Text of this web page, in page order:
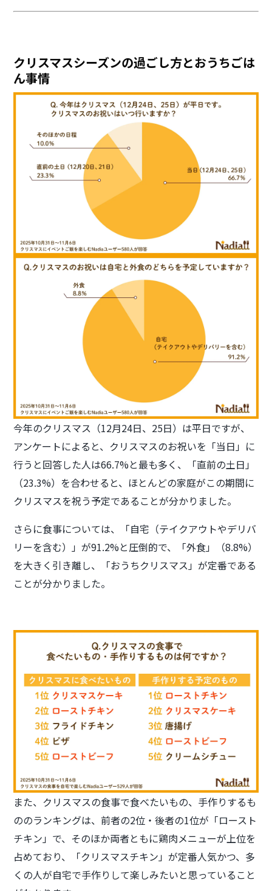
クリスマスシーズンの過ごし方とおうちごは
ん事情
今年のクリスマス（12月24日、25日）は平日ですが、
アンケートによると、クリスマスのお祝いを「当日」に
行うと回答した人は66.7%と最も多く、「直前の土日」
（23.3%）を合わせると、ほとんどの家庭がこの期間に
クリスマスを祝う予定であることが分かりました。
さらに食事については、「自宅（テイクアウトやデリバ
リーを含む）」が91.2%と圧倒的で、「外食」（8.8%）
を大きく引き離し、「おうちクリスマス」が定番である
ことが分かりました。
また、クリスマスの食事で食べたいもの、手作りするも
ののランキングは、前者の2位・後者の1位が「ロースト
チキン」で、そのほか両者ともに鶏肉メニューが上位を
占めており、「クリスマスチキン」が定番人気かつ、多
くの人が自宅で手作りして楽しみたいと思っていること